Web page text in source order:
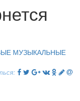
МУЗЫКАЛЬНЫЕ